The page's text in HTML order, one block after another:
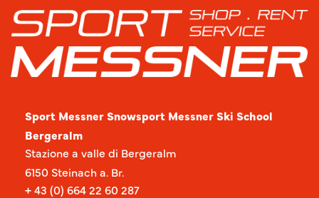
Sport MessnerSnowsport Messner Ski School
Bergeralm
Stazione a valle di Bergeralm
6150 Steinach a. Br.
+43 (0) 664 22 60 287